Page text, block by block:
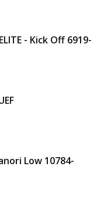
- Kick Off 6919-
Low 10784-